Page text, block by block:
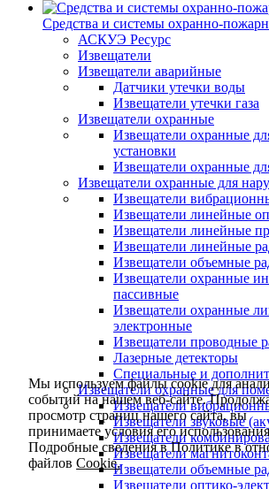
Средства и системы охранно-
АСКУЭ Ресурс
Извещатели
Извещатели аварийные
Датчики утечки воды
Извещатели утечки газа
Извещатели охранные
Извещатели охранные
установки
Извещатели охранные
Извещатели охранные для
Извещатели
Извещатели линейные
Извещатели линейные
Извещатели линейные
Извещатели объемные
Извещатели охранные
пассивные
Извещатели охранные
электронные
Извещатели проводные
Лазерные детекторы
Специальные и
Извещатели охранные для
Извещатели
Извещатели звуковые
Извещатели
Извещатели
Извещатели объемные
Извещатели оптико-
Мы используем файлы cookie для
событий на нашем веб-сайте.
просмотр страниц нашего сайта, вы
принимаете условия его
Подробные сведения в Политике в
файловCookie.